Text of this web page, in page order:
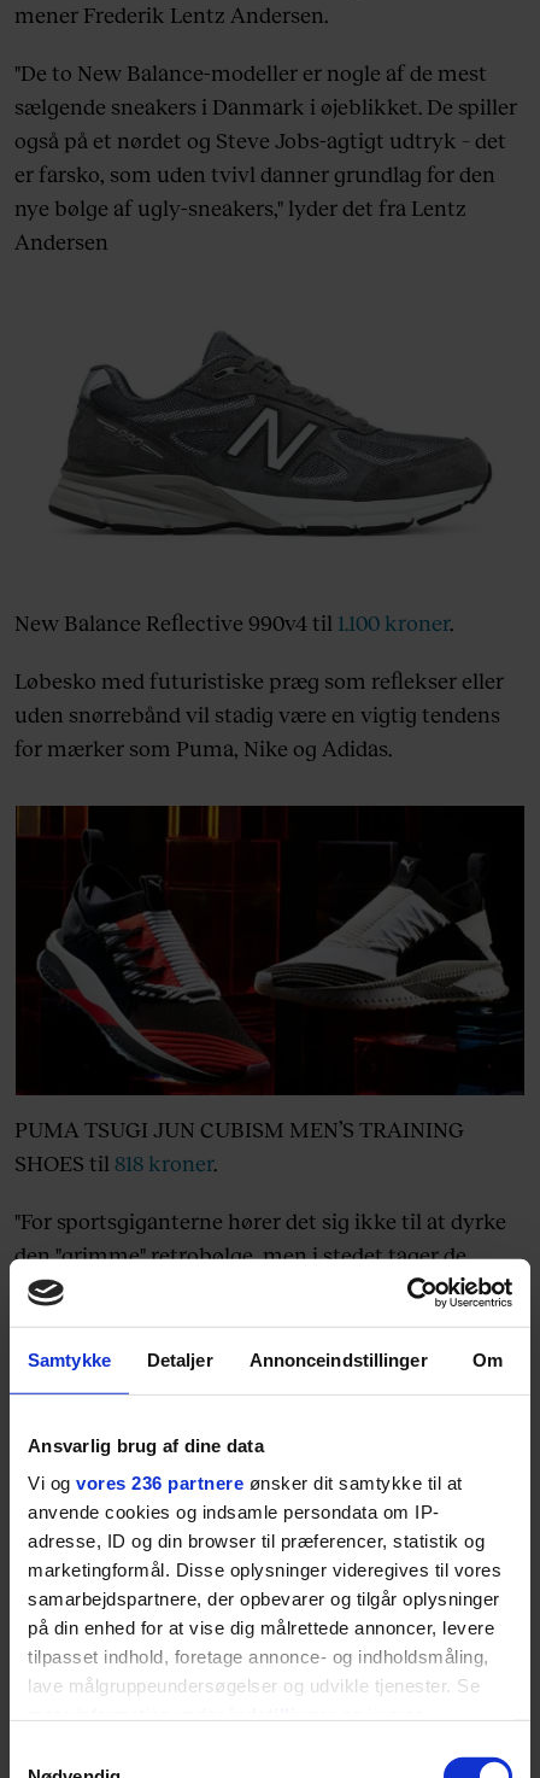
Samtykke Detaljer Annonceindstillinger Om
Ansvarlig brug af dine data
Vi og vores 236 partnere ønsker dit samtykke til at
anvende cookies og indsamle persondata om IP-
adresse, ID og din browser til præferencer, statistik og
marketingformål. Disse oplysninger videregives til vores
samarbejdspartnere, der opbevarer og tilgår oplysninger
på din enhed for at vise dig målrettede annoncer, levere
tilpasset indhold, foretage annonce- og indholdsmåling,
lave målgruppeundersøgelser og udvikle tjenester. Se
tilbage eller ændre indstillinger fra vores
mener Frederik Lentz Andersen.
"De to New Balance-modeller er nogle af de mest
sælgende sneakers i Danmark i øjeblikket. De spiller
også på et nørdet og Steve Jobs-agtigt udtryk – det
er farsko, som uden tvivl danner grundlag for den
nye bølge af ugly-sneakers," lyder det fra Lentz
Andersen
New Balance Reflective 990v4 til 1.100 kroner.
Løbesko med futuristiske præg som reflekser eller
uden snørrebånd vil stadig være en vigtig tendens
for mærker som Puma, Nike og Adidas.
PUMA TSUGI JUN CUBISM MEN’S TRAINING
SHOES til 818 kroner.
"For sportsgiganterne hører det sig ikke til at dyrke
den "grimme" retrobølge, men i stedet tager de
ejerskab for fremtiden. Mens modefolket vil have
retro, vil den almene mand hellere have den
moderne fremtidssko, hvor der er fokus på tech-
elementer" siger Virgil Nicholas.